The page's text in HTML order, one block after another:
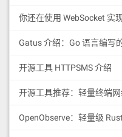
你还在使用 WebSocket 实
Gatus 介绍：Go 语言编写
开源工具 HTTPSMS 介绍
开源工具推荐：轻量终端
OpenObserve：轻量级